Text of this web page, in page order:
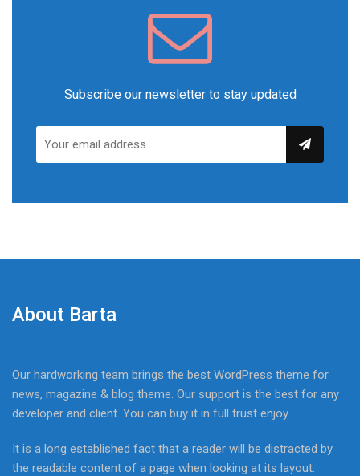
Subscribe our newsletter to stay updated
About Barta
Our hardworking team brings the best WordPress theme for
news, magazine & blog theme. Our support is the best for any
developer and client. You can buy it in full trust enjoy.
It is a long established fact that a reader will be distracted by
the readable content of a page when looking at its layout.